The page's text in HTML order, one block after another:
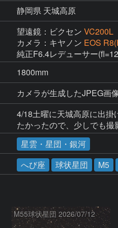
静岡県 天城高原
望遠鏡：ビクセン VC200L
カメラ：キヤノン EOS
純正F6.4レデューサー
1800mm
カメラが生成したJPEG画
4/18土曜に天城高原に出
たかったので、少しでも
星雲・星団・銀河
へび座 球状星団 M5
M55球状星団 2026/07/12